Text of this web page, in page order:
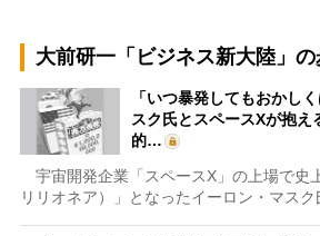
大前研一「ビジネス新大陸」
「いつ暴発してもおかし
スク氏とスペースXが抱え
的…
宇宙開発企業「スペースX」の上場で史
リリオネア）」となったイーロン・マスク